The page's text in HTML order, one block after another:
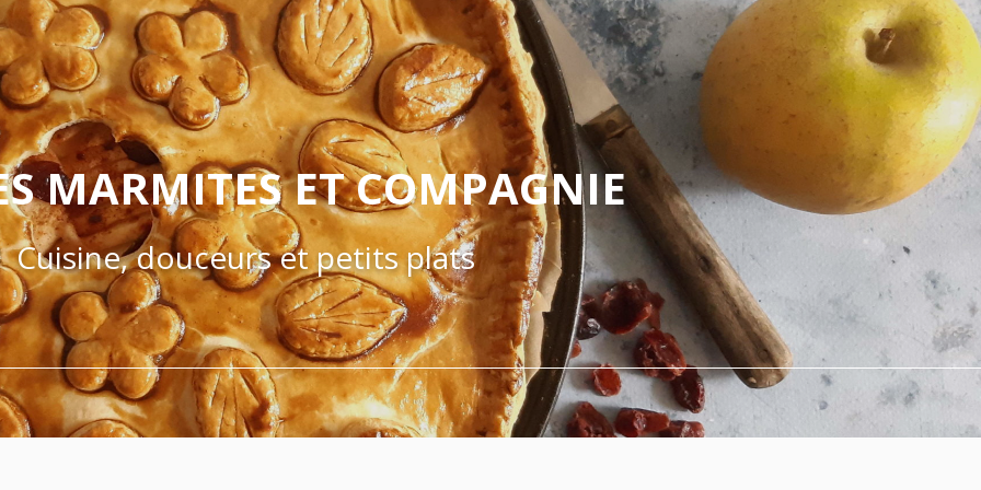
MARMITES ET COMPAGNIE
Cuisine, douceurs et petits plats